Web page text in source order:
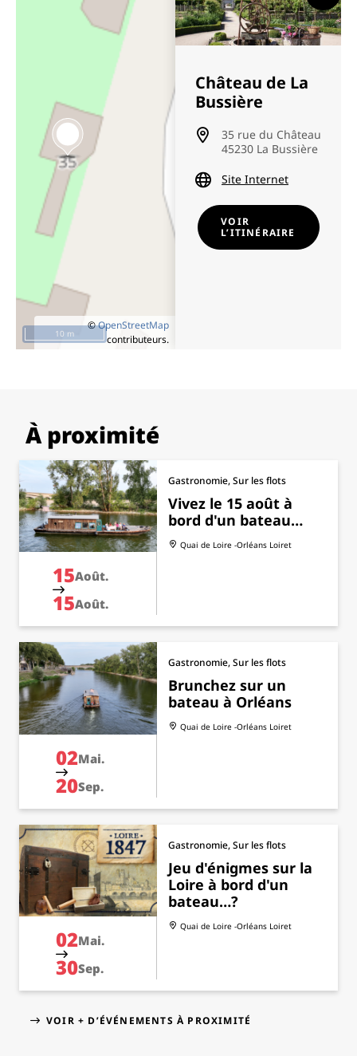
©OpenStreetMap
contributeurs.
10 m
Château de La
Bussière
35 rue du Château
45230 La Bussière
Site Internet
VOIR
L’ITINÉRAIRE
À proximité
15Août.
15Août.
Gastronomie, Sur les flots
Vivez le 15 août à
bord d'un bateau…
Quai de Loire -Orléans Loiret
02Mai.
20Sep.
Gastronomie, Sur les flots
Brunchez sur un
bateau à Orléans
Quai de Loire -Orléans Loiret
02Mai.
30Sep.
Gastronomie, Sur les flots
Jeu d'énigmes sur la
Loire à bord d'un
bateau…?
Quai de Loire -Orléans Loiret
VOIR + D’ÉVÉNEMENTS À PROXIMITÉ